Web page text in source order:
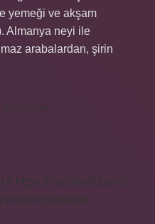
yemeği ve akşam
Almanya neyi ile
arabalardan, şirin
Yorum Bırak
https://hardshell.com.tr
online
nttgame